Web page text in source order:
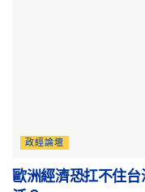
政經論壇
歐洲經濟恐扛不住